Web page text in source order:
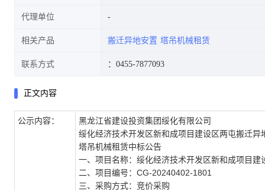
代理单位
相关产品 搬迁异地安置 塔吊机械租赁
联系方式 ：0455-7877093
正文内容
公示内容：
黑龙江省建设投资集团绥化有限公司
绥化经济技术开发区新和成项目建设区两屯搬迁异
塔吊机械租赁中标公告
一、项目名称：绥化经济技术开发区新和成项目
二、项目编号： CG-20240402-1801
三、采购方式：竞价采购